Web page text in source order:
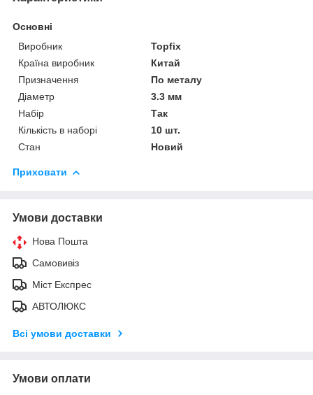
Основні
Виробник
Topfix
Країна виробник
Китай
Призначення
По металу
Діаметр
3.3 мм
Набір
Так
Кількість в наборі
10 шт.
Стан
Новий
Приховати
Умови доставки
Нова Пошта
Самовивіз
Міст Експрес
АВТОЛЮКС
Всі умови доставки
Умови оплати